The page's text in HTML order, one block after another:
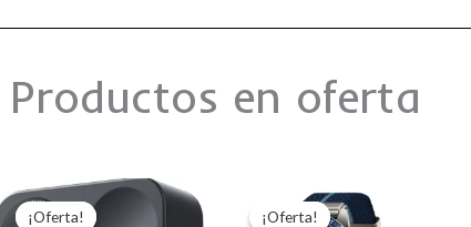
Productos en oferta
¡Oferta!
¡Oferta!
El
precio
El
precio
¡Oferta!
¡Oferta!
precio